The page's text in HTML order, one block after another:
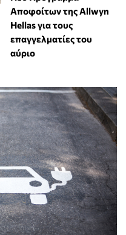
Αποφοίτων της Allwyn
Hellas για τους
επαγγελματίες του
αύριο